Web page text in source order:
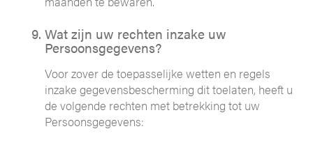
Wat zijn uw rechten inzake uw
Persoonsgegevens?
Voor zover de toepasselijke wetten en regels
inzake gegevensbescherming dit toelaten, heeft u
de volgende rechten met betrekking tot uw
Persoonsgegevens: